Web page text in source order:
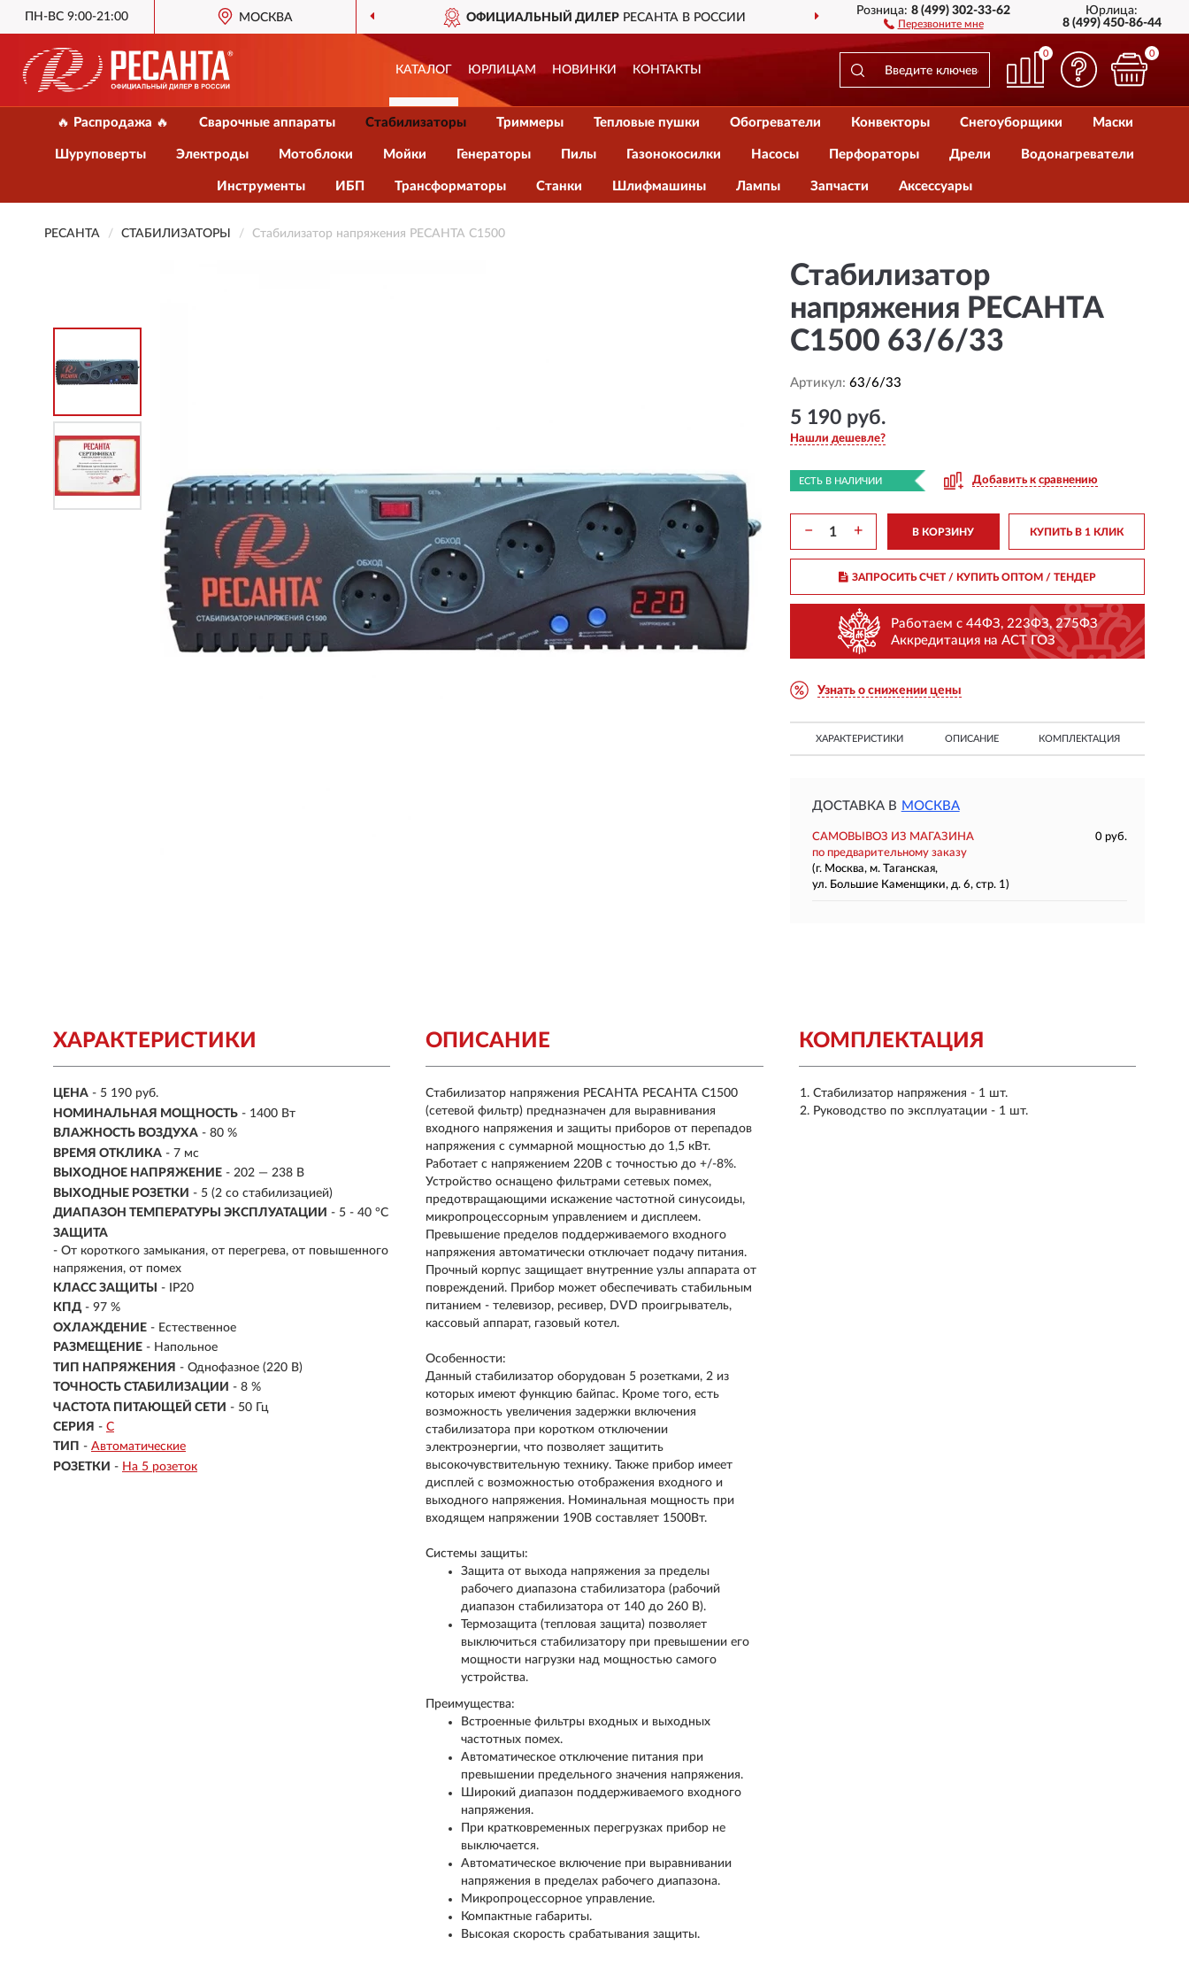
ПН-ВС 9:00-21:00 МОСКВА ОФИЦИАЛЬНЫЙ ДИЛЕРРЕСАНТА В РОССИИ ДОСТАВИМ ПО ВСЕЙ РОССИИ
Розница:8 (499) 302-33-62
Перезвоните мне
Юрлица:
8 (499) 450-86-44
КАТАЛОГ ЮРЛИЦАМ НОВИНКИ КОНТАКТЫ
0 0
🔥 Распродажа 🔥 Сварочные аппараты Стабилизаторы Триммеры Тепловые пушки Обогреватели Конвекторы Снегоуборщики Маски
Шуруповерты Электроды Мотоблоки Мойки Генераторы Пилы Газонокосилки Насосы Перфораторы Дрели Водонагреватели
Инструменты ИБП Трансформаторы Станки Шлифмашины Лампы Запчасти Аксессуары
РЕСАНТА СТАБИЛИЗАТОРЫ Стабилизатор напряжения РЕСАНТА С1500
Стабилизатор
напряжения РЕСАНТА
С1500 63/6/33
Артикул: 63/6/33
5 190 руб.
Нашли дешевле?
ЕСТЬ В НАЛИЧИИ Добавить к сравнению
− + В КОРЗИНУ КУПИТЬ В 1 КЛИК
ЗАПРОСИТЬ СЧЕТ / КУПИТЬ ОПТОМ/ ТЕНДЕР
Работаем с 44ФЗ, 223ФЗ, 275ФЗ
Аккредитация на АСТ ГОЗ
Узнать о снижении цены
ХАРАКТЕРИСТИКИ ОПИСАНИЕ КОМПЛЕКТАЦИЯ
ДОСТАВКА В МОСКВА
САМОВЫВОЗ ИЗ МАГАЗИНА
0 руб.
по предварительному заказу
(г. Москва, м. Таганская,
ул. Большие Каменщики, д. 6, стр. 1)
ХАРАКТЕРИСТИКИ
ЦЕНА - 5 190 руб.
НОМИНАЛЬНАЯ МОЩНОСТЬ - 1400 Вт
ВЛАЖНОСТЬ ВОЗДУХА - 80 %
ВРЕМЯ ОТКЛИКА - 7 мс
ВЫХОДНОЕ НАПРЯЖЕНИЕ - 202 — 238 В
ВЫХОДНЫЕ РОЗЕТКИ - 5 (2 со стабилизацией)
ДИАПАЗОН ТЕМПЕРАТУРЫ ЭКСПЛУАТАЦИИ - 5 - 40 °С
ЗАЩИТА
- От короткого замыкания, от перегрева, от повышенного
напряжения, от помех
КЛАСС ЗАЩИТЫ
- IP20
КПД - 97 %
ОХЛАЖДЕНИЕ - Естественное
РАЗМЕЩЕНИЕ - Напольное
ТИП НАПРЯЖЕНИЯ - Однофазное (220 В)
ТОЧНОСТЬ СТАБИЛИЗАЦИИ - 8 %
ЧАСТОТА ПИТАЮЩЕЙ СЕТИ - 50 Гц
СЕРИЯ - С
ТИП - Автоматические
РОЗЕТКИ - На 5 розеток
КОМПЛЕКТАЦИЯ
Стабилизатор напряжения - 1 шт.
Руководство по эксплуатации - 1 шт.
ОПИСАНИЕ
Стабилизатор напряжения РЕСАНТА РЕСАНТА С1500
(сетевой фильтр) предназначен для выравнивания
входного напряжения и защиты приборов от перепадов
напряжения с суммарной мощностью до 1,5 кВт.
Работает с напряжением 220В с точностью до +/-8%.
Устройство оснащено фильтрами сетевых помех,
предотвращающими искажение частотной синусоиды,
микропроцессорным управлением и дисплеем.
Превышение пределов поддерживаемого входного
напряжения автоматически отключает подачу питания.
Прочный корпус защищает внутренние узлы аппарата от
повреждений. Прибор может обеспечивать стабильным
питанием - телевизор, ресивер, DVD проигрыватель,
кассовый аппарат, газовый котел.
Особенности:
Данный стабилизатор оборудован 5 розетками, 2 из
которых имеют функцию байпас. Кроме того, есть
возможность увеличения задержки включения
стабилизатора при коротком отключении
электроэнергии, что позволяет защитить
высокочувствительную технику. Также прибор имеет
дисплей с возможностью отображения входного и
выходного напряжения. Номинальная мощность при
входящем напряжении 190В составляет 1500Вт.
Системы защиты:
Защита от выхода напряжения за пределы
рабочего диапазона стабилизатора (рабочий
диапазон стабилизатора от 140 до 260 В).
Термозащита (тепловая защита) позволяет
выключиться стабилизатору при превышении его
мощности нагрузки над мощностью самого
устройства.
Преимущества:
Встроенные фильтры входных и выходных
частотных помех.
Автоматическое отключение питания при
превышении предельного значения напряжения.
Широкий диапазон поддерживаемого входного
напряжения.
При кратковременных перегрузках прибор не
выключается.
Автоматическое включение при выравнивании
напряжения в пределах рабочего диапазона.
Микропроцессорное управление.
Компактные габариты.
Высокая скорость срабатывания защиты.